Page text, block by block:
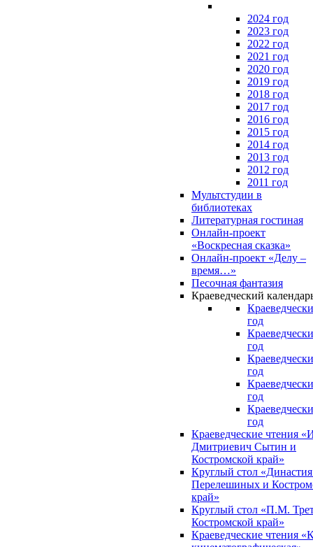
2024 год
2023 год
2022 год
2021 год
2020 год
2019 год
2018 год
2017 год
2016 год
2015 год
2014 год
2013 год
2012 год
2011 год
Мультстудии в
библиотеках
Литературная гостиная
Онлайн-проект
«Воскресная сказка»
Онлайн-проект «Делу –
время…»
Песочная фантазия
Краеведческий
год
год
год
год
год
Краеведческие чтения
Дмитриевич Сытин и
Костромской край»
Круглый стол
Перелешиных и
край»
Круглый стол «П.М.
Костромской край»
Краеведческие чтения